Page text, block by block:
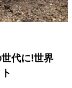
代に!世界